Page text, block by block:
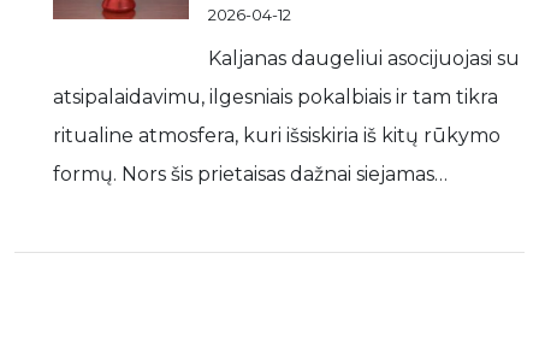
2026-04-12
Kaljanas daugeliui asocijuojasi su
atsipalaidavimu, ilgesniais pokalbiais ir tam tikra
ritualine atmosfera, kuri išsiskiria iš kitų rūkymo
formų. Nors šis prietaisas dažnai siejamas…